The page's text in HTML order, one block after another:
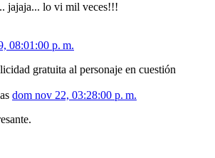
jajaja... lo vi mil veces!!!
08:01:00 p. m.
gratuita al personaje en cuestión
dom nov 22, 03:28:00 p. m.